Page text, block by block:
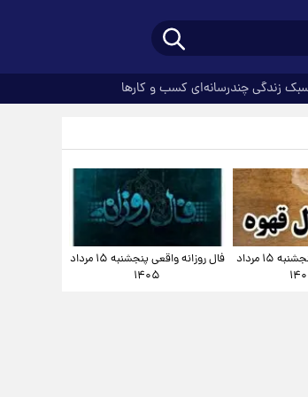
زندگیچندرسانه‌ای کسب و کارها
فال قهوه روزانه پنجشنبه ۱۵ مرداد
فال روزانه واقعی پنجشنبه ۱۵ مرداد
۱۴۰۵